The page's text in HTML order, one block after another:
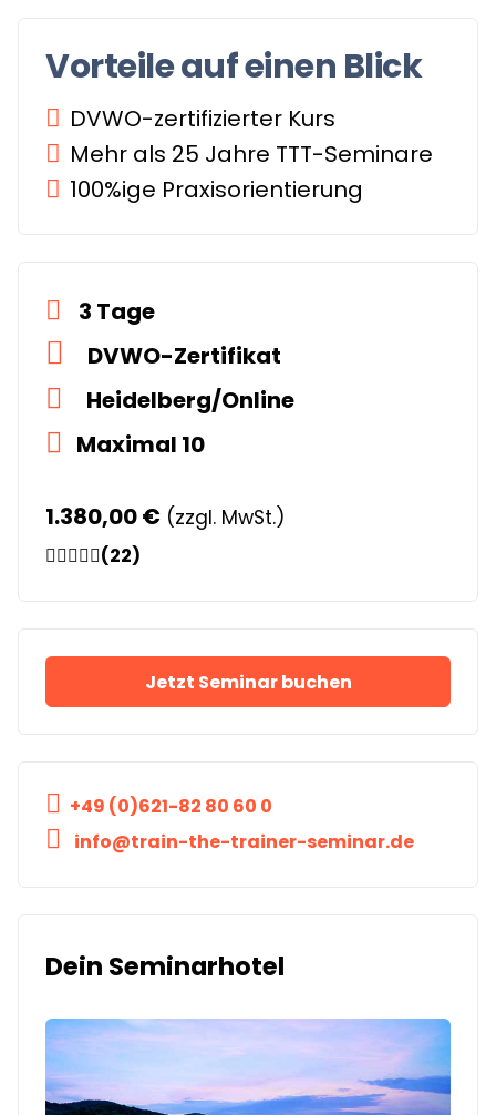
Vorteile auf einen Blick
DVWO-zertifizierter Kurs
Mehr als 25 Jahre TTT-Seminare
100%ige Praxisorientierung
3 Tage
DVWO-Zertifikat
Heidelberg/Online
Maximal 10
1.380,00 € (zzgl. MwSt.)
(22)
Jetzt Seminar buchen
+49 (0)621-82 80 60 0
info@train-the-trainer-seminar.de
Dein Seminarhotel